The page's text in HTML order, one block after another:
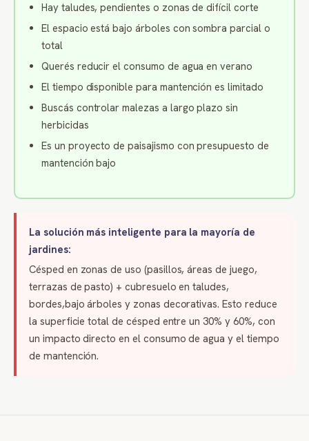
Hay taludes, pendientes o zonas de difícil corte
El espacio está bajo árboles con sombra parcial o
total
Querés reducir el consumo de agua en verano
El tiempo disponible para mantención es limitado
Buscás controlar malezas a largo plazo sin
herbicidas
Es un proyecto de paisajismo con presupuesto de
mantención bajo
La solución más inteligente para la mayoría de
jardines:
Césped en zonas de uso (pasillos, áreas de juego,
terrazas de pasto) + cubresuelo en taludes,
bordes,bajo árboles y zonas decorativas. Esto reduce
la superficie total de césped entre un 30% y 60%, con
un impacto directo en el consumo de agua y el tiempo
de mantención.